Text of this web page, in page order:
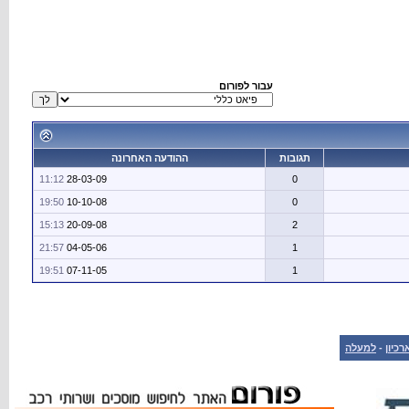
עבור לפורום
תגובות
ההודעה האחרונה
0
28-03-09
11:12
0
10-10-08
19:50
2
20-09-08
15:13
1
04-05-06
21:57
1
07-11-05
19:51
- למעלה